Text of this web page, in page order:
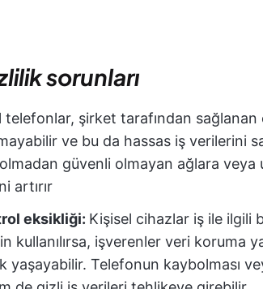
sorunları
telefonlar, şirket tarafından sağlanan
ve bu da hassas iş verilerini
güvenli olmayan ağlara veya
artırır
eksikliği: Kişisel cihazlar iş ile ilgili
kullanılırsa, işverenler veri koruma
Telefonun kaybolması